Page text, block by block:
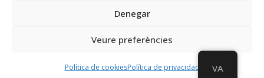
Denegar
Veure preferències
Política de cookiesPolítica de privacidad
Segueix-nos en xarxes socials
VA